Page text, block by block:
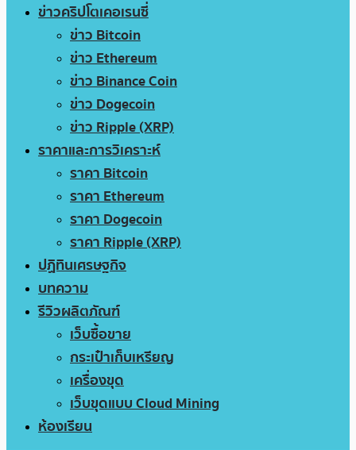
ข่าวคริปโตเคอเรนซี่
ข่าว Bitcoin
ข่าว Ethereum
ข่าว Binance Coin
ข่าว Dogecoin
ข่าว Ripple (XRP)
ราคาและการวิเคราะห์
ราคา Bitcoin
ราคา Ethereum
ราคา Dogecoin
ราคา Ripple (XRP)
ปฏิทินเศรษฐกิจ
บทความ
รีวิวผลิตภัณฑ์
เว็บซื้อขาย
กระเป๋าเก็บเหรียญ
เครื่องขุด
เว็บขุดแบบ Cloud Mining
ห้องเรียน